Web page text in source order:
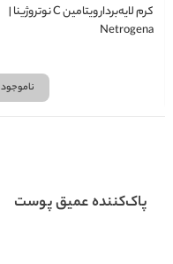
کرم لایه‌بردار ویتامین C نوتروژینا |
Netrogena
ناموجود
پاک‌کننده عمیق پوست